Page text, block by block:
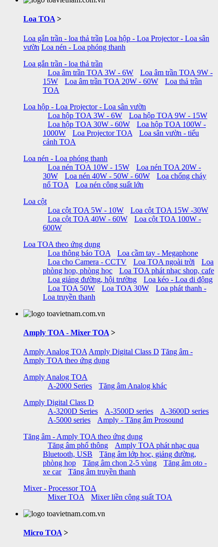
Loa TOA >
Loa gắn trần - loa thả trần Loa hộp - Loa Projector - Loa sân
vườn Loa nén - Loa phóng thanh
Loa gắn trần - loa thả trần
Loa âm trần TOA 3W - 6W
Loa âm trần TOA 9W -
15W
Loa âm trần TOA 20W - 60W
Loa thả trần
TOA
Loa hộp - Loa Projector - Loa sân vườn
Loa hộp TOA 3W - 6W
Loa hộp TOA 9W - 15W
Loa hộp TOA 30W - 60W
Loa hộp TOA 100W -
1000W
Loa Projector TOA
Loa sân vườn - tiểu
cảnh TOA
Loa nén - Loa phóng thanh
Loa nén TOA 10W - 15W
Loa nén TOA 20W -
30W
Loa nén 40W - 50W - 60W
Loa chống cháy
nổ TOA
Loa nén công suất lớn
Loa cột
Loa cột TOA 5W - 10W
Loa cột TOA 15W -30W
Loa cột TOA 40W - 60W
Loa cột TOA 100W -
600W
Loa TOA theo ứng dụng
Loa thông báo TOA
Loa cầm tay - Megaphone
Loa cho Camera - CCTV
Loa TOA ngoài trời
Loa
phòng họp, phòng học
Loa TOA phát nhạc shop, cafe
Loa giảng đường, hội trường
Loa kéo - Loa di động
Loa TOA 50W
Loa TOA 30W
Loa phát thanh -
Loa truyền thanh
Amply TOA - Mixer TOA >
Amply Analog TOA Amply Digital Class D Tăng âm -
Amply TOA theo ứng dụng
Amply Analog TOA
A-2000 Series
Tăng âm Analog khác
Amply Digital Class D
A-3200D Series
A-3500D series
A-3600D series
A-5000 series
Amply - Tăng âm Prosound
Tăng âm - Amply TOA theo ứng dụng
Tăng âm phổ thông
Amply TOA phát nhạc qua
Bluetooth, USB
Tăng âm lớp học, giảng đường,
phòng họp
Tăng âm chọn 2-5 vùng
Tăng âm oto -
xe car
Tăng âm truyền thanh
Mixer - Processor TOA
Mixer TOA
Mixer liền công suất TOA
Micro TOA >